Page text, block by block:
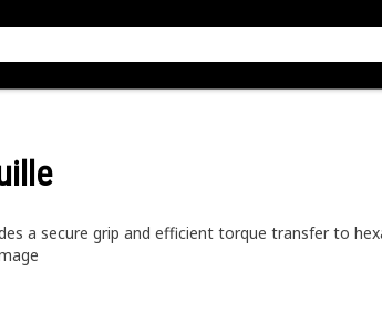
a secure grip and efficient torque transfer to